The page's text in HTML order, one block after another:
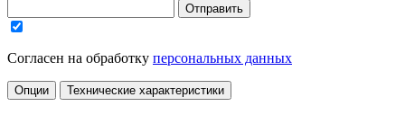
Отправить
Согласен на обработку персональных данных
Опции Технические характеристики